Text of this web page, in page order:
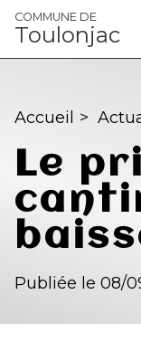
Panneau de
COMMUNE DE
Toulonjac
Accueil >
Le
Publiée le 08/